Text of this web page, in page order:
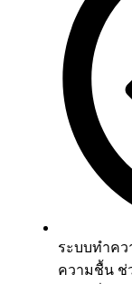
ระบบทำคว
ความชื้น ช่